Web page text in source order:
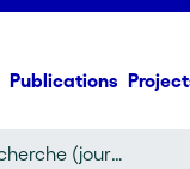
Publications
Article de recherche (journal article)